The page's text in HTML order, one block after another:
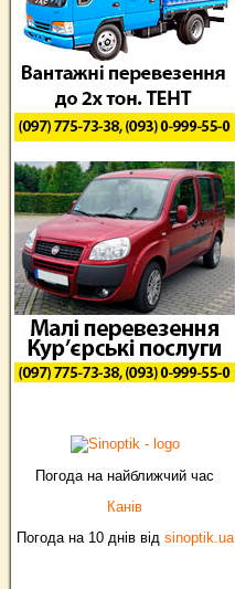
Погода на найближчий час
Канів
Погода на 10 днів від sinoptik.ua